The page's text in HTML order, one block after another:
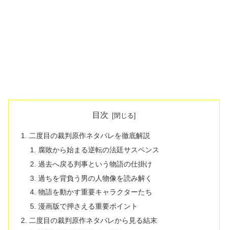
目次
二度目の裁判原作ネタバレを徹底解説
腐敗から始まる逆転の法廷サスペンス
過去へ戻る判事という物語の仕掛け
過ちを背負う男の人物像を読み解く
物語を動かす重要キャラクターたち
漫画版で押さえる重要ポイント
二度目の裁判原作ネタバレから見る結末